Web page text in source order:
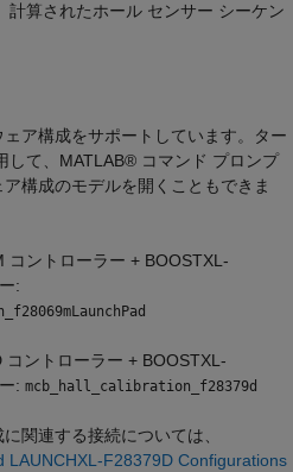
計算されたホール センサー シーケン
ア構成をサポートしています。ター
して、MATLAB® コマンド プロンプ
構成のモデルを開くこともできま
コントローラー + BOOSTXL-
:
ントローラー + BOOSTXL-
: mcb_hall_calibration_f28379d
関連する接続については、
LAUNCHXL-F28379D Configurations